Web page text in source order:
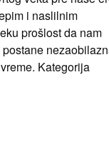
i naslilnim
prošlost da nam
Kategorija